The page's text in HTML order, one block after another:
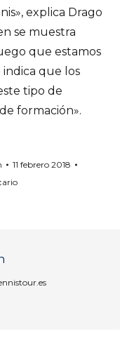
explica Drago
se muestra
que estamos
que los
tipo de
formación».
11 febrero 2018